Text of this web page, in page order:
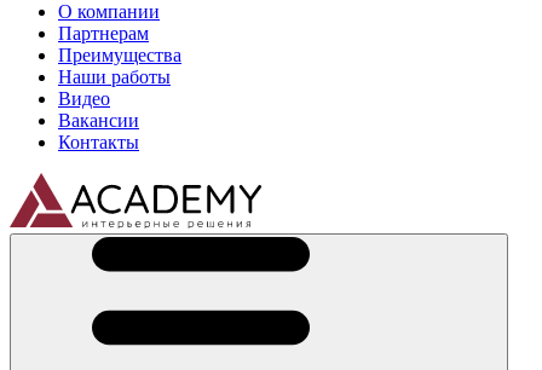
О компании
Партнерам
Преимущества
Наши работы
Видео
Вакансии
Контакты